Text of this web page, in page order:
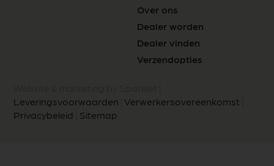
Over ons
Dealer worden
Dealer vinden
Verzendopties
Leveringsvoorwaarden Verwerkersovereenkomst
Privacybeleid
Sitemap